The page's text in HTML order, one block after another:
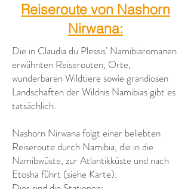
Reiseroute von Nashorn
Nirwana:
Die in Claudia du Plessis' Namibiaromanen
erwähnten Reiserouten, Orte,
wunderbaren Wildtiere sowie grandiosen
Landschaften der Wildnis Namibias gibt es
tatsächlich.
Nashorn Nirwana folgt einer beliebten
Reiseroute durch Namibia, die in die
Namibwüste, zur Atlantikküste und nach
Etosha führt (siehe Karte).